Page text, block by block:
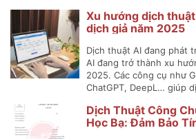
Xu hướng dịch
dịch giả năm 2025
Dịch thuật AI đang phát
AI đang trở thành xu
2025. Các công cụ như
ChatGPT, DeepL… giúp
Dịch Thuật Công
Học Bạ: Đảm Bảo